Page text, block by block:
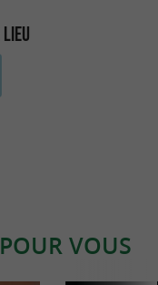
POUR VOUS